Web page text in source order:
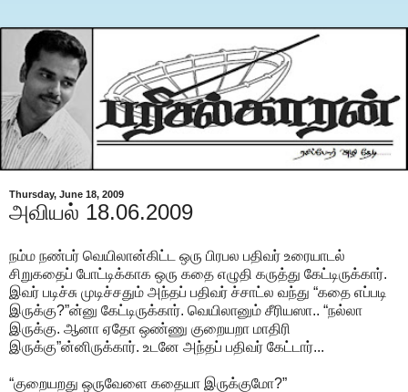
Thursday, June 18, 2009
அவியல் 18.06.2009
நம்ம நண்பர் வெயிலான்கிட்ட ஒரு பிரபல பதிவர் உரையாடல்
சிறுகதைப் போட்டிக்காக ஒரு கதை எழுதி கருத்து கேட்டிருக்கார்.
இவர் படிச்சு முடிச்சதும் அந்தப் பதிவர் ச்சாட்ல வந்து “கதை எப்படி
இருக்கு?”ன்னு கேட்டிருக்கார். வெயிலானும் சீரியஸா.. “நல்லா
இருக்கு. ஆனா ஏதோ ஒண்ணு குறையறா மாதிரி
இருக்கு”ன்னிருக்கார். உடனே அந்தப் பதிவர் கேட்டார்...
“குறையறது ஒருவேளை கதையா இருக்குமோ?”